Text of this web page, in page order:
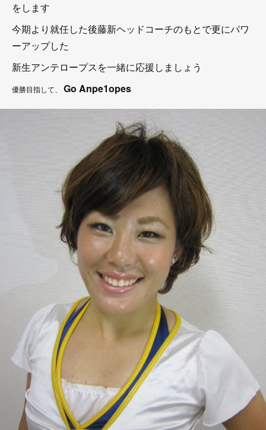
をします
今期より就任した後藤新ヘッドコーチのもとで更にパワ
ーアップした
新生アンテロープスを一緒に応援しましょう
優勝目指して、 Go Anpe1opes